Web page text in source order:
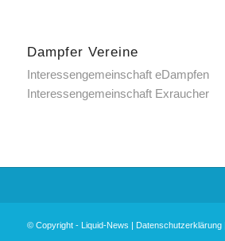
Dampfer Vereine
Interessengemeinschaft eDampfen
Interessengemeinschaft Exraucher
© Copyright - Liquid-News Datenschutzerklärung|